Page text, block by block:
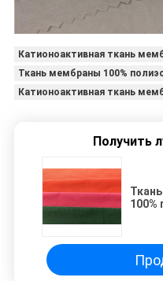
Катионоактивная ткань
Ткань мембраны 100%
Катионоактивная ткань
Получить
100%